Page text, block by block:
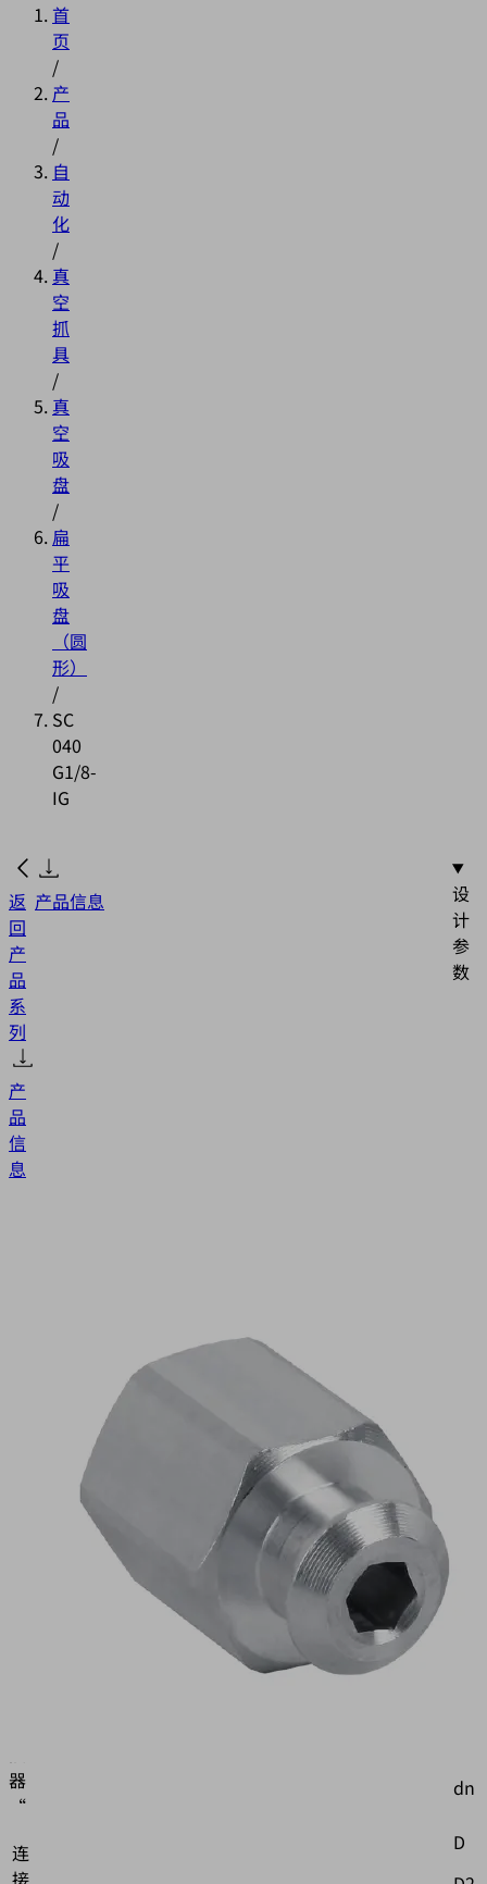
首
页
/
产
品
/
自
动
化
/
真
空
抓
具
/
真
空
吸
盘
/
扁
平
吸
盘
（圆
形）
/
SC
040
G1/8-
IG
返
回
产
品
系
列
产
品
信
息
10.01.06.02482
器
“
连
产品信息
设
计
参
数
dn
D